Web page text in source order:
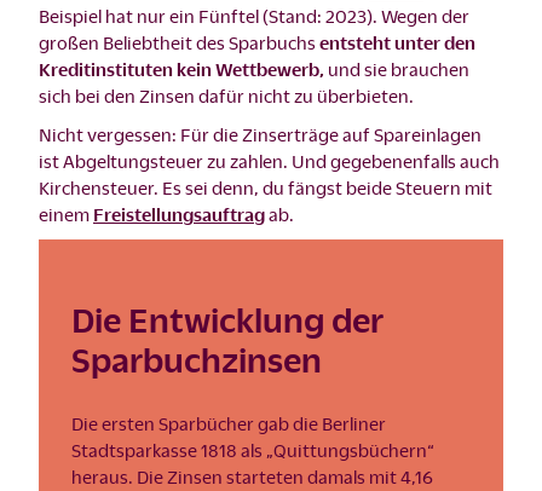
Beispiel hat nur ein Fünftel (Stand: 2023). Wegen der
großen Beliebtheit des Sparbuchs entsteht unter den
Kreditinstituten kein Wettbewerb, und sie brauchen
sich bei den Zinsen dafür nicht zu überbieten.
Nicht vergessen: Für die Zinserträge auf Spareinlagen
ist Abgeltungsteuer zu zahlen. Und gegebenenfalls auch
Kirchensteuer. Es sei denn, du fängst beide Steuern mit
einem Freistellungsauftragab.
Die Entwicklung der
Sparbuchzinsen
Die ersten Sparbücher gab die Berliner
Stadtsparkasse 1818 als „Quittungsbüchern“
heraus. Die Zinsen starteten damals mit 4,16